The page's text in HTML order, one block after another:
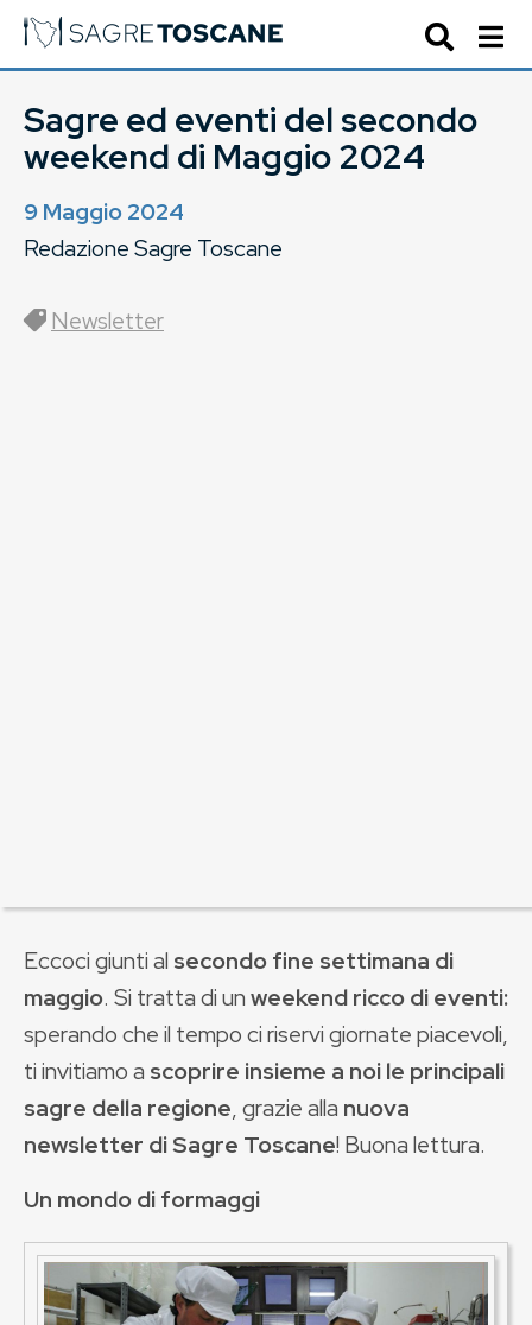
Sagre ed eventi del secondo
weekend di Maggio 2024
9 Maggio 2024
Redazione Sagre Toscane
Newsletter
Eccoci giunti al secondo fine settimana di
maggio. Si tratta di unweekend ricco di eventi:
sperando che il tempo ci riservi giornate piacevoli,
ti invitiamo a scoprire insieme a noi le principali
sagre della regione, grazie alla nuova
newsletter di Sagre Toscane! Buona lettura.
Un mondo di formaggi